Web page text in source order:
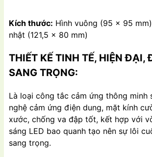
Kích thước: Hình vuông (95 x 95
nhật (121,5 x 80 mm)
THIẾT KẾ TINH TẾ, HIỆN ĐẠI,
SANG TRỌNG:
Là loại công tắc cảm ứng thông minh
nghệ cảm ứng điện dung, mặt kính
xước, chống va đập tốt, kết hợp với
sáng LED bao quanh tạo nên sự lôi
sang trọng.